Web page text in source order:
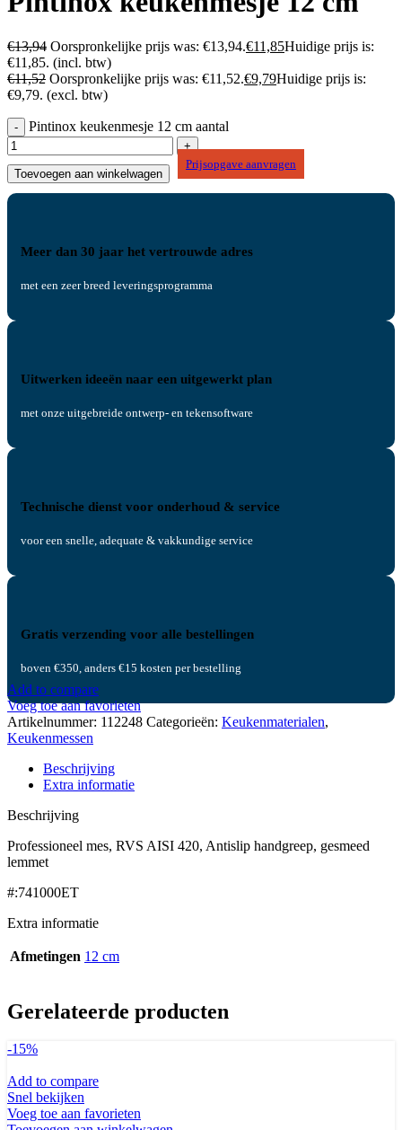
€13,94 Oorspronkelijke prijs was: €13,94.€11,85Huidige prijs is:
€11,85. (incl. btw)
€11,52 Oorspronkelijke prijs was: €11,52.€9,79Huidige prijs is:
€9,79. (excl. btw)
Pintinox keukenmesje 12 cm aantal
Toevoegen aan winkelwagen
Prijsopgave aanvragen
Meer dan 30 jaar het vertrouwde adres
met een zeer breed leveringsprogramma
Uitwerken ideeën naar een uitgewerkt plan
met onze uitgebreide ontwerp- en tekensoftware
Technische dienst voor onderhoud & service
voor een snelle, adequate & vakkundige service
Gratis verzending voor alle bestellingen
boven €350, anders €15 kosten per bestelling
Add to compare
Voeg toe aan favorieten
Artikelnummer: 112248 Categorieën: Keukenmaterialen,
Keukenmessen
Beschrijving
Extra informatie
Beschrijving
Professioneel mes, RVS AISI 420, Antislip handgreep, gesmeed
lemmet
#:741000ET
Extra informatie
Afmetingen 12 cm
Gerelateerde producten
-15%
Add to compare
Snel bekijken
Voeg toe aan favorieten